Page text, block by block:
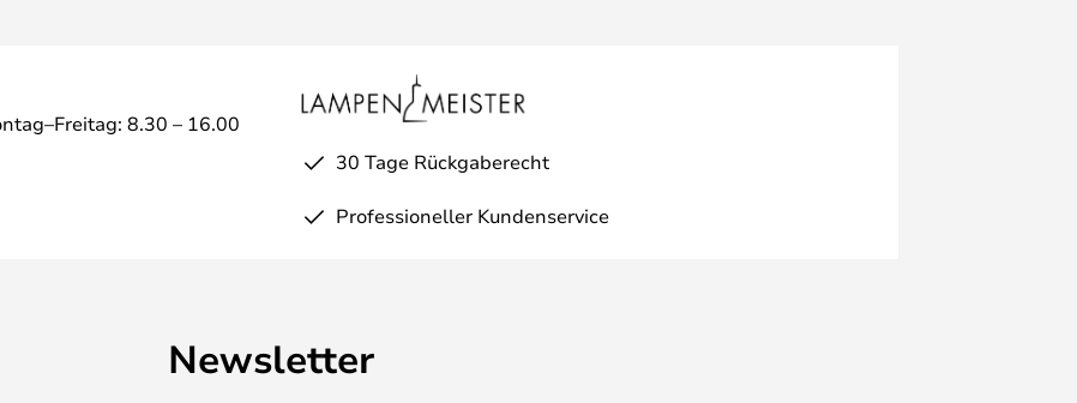
8.30 – 16.00
30 Tage Rückgaberecht
Professioneller Kundenservice
Newsletter